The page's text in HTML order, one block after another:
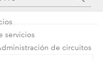
servicios
de circuitos